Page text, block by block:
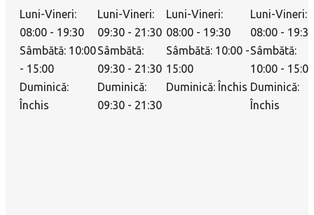
Luni-Vineri:
08:00 - 19:30
Sâmbătă: 10:00
- 15:00
Duminică:
Închis
Luni-Vineri:
09:30 - 21:30
Sâmbătă:
09:30 - 21:30
Duminică:
09:30 - 21:30
Luni-Vineri:
08:00 - 19:30
Sâmbătă: 10:00 -
15:00
Duminică: Închis
Luni-Vineri:
08:00 - 19:30
Sâmbătă:
10:00 - 15:00
Duminică:
Închis